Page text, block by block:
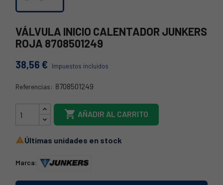
VÁLVULA INICIO CALENTADOR JUNKERS
ROJA 8708501249
38,56 € Impuestos incluidos
Referencias: 8708501249
44JK0080
 AÑADIR AL CARRITO
Últimas unidades en stock
Marca: